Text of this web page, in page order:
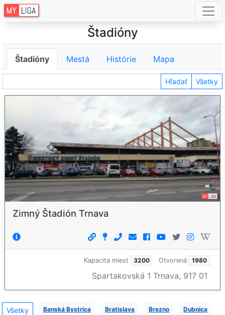
Štadióny
Štadióny Mestá Histórie Mapa
Hľadať Všetky
Zimný Štadión Trnava
Kapacita miest 3200 Otvorená 1980
Spartakovská 1 Trnava, 917 01
Všetky Banská Bystrica Bratislava Brezno Dubnica